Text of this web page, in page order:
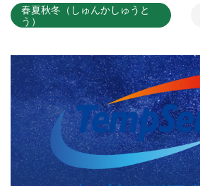
春夏秋冬（しゅんかしゅうと
う）